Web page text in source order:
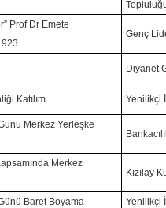
Prof Dr Emete
Genç
Diyanet
Katılım Yenilikçi
Merkez Yerleşke
Merkez
Kızılay
Baret Boyama Yenilikçi